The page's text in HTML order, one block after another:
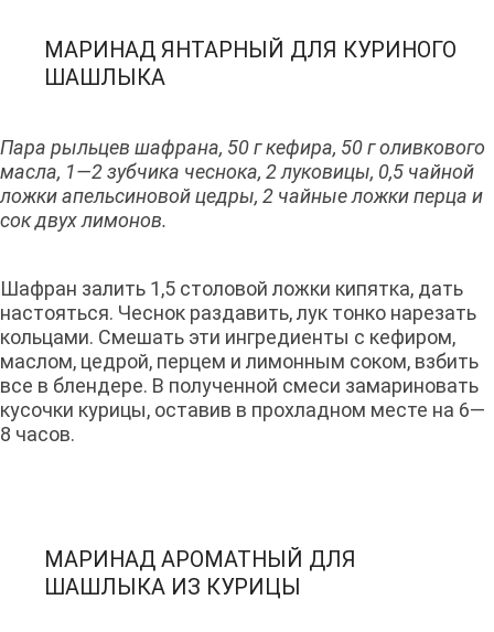
МАРИНАД ЯНТАРНЫЙ ДЛЯ КУРИНОГО
ШАШЛЫКА
Пара рыльцев шафрана, 50 г кефира, 50 г оливкового
масла, 1—2 зубчика чеснока, 2 луковицы, 0,5 чайной
ложки апельсиновой цедры, 2 чайные ложки перца и
сок двух лимонов.
Шафран залить 1,5 столовой ложки кипятка, дать
настояться. Чеснок раздавить, лук тонко нарезать
кольцами. Смешать эти ингредиенты с кефиром,
маслом, цедрой, перцем и лимонным соком, взбить
все в блендере. В полученной смеси замариновать
кусочки курицы, оставив в прохладном месте на 6—
8 часов.
МАРИНАД АРОМАТНЫЙ ДЛЯ
ШАШЛЫКА ИЗ КУРИЦЫ